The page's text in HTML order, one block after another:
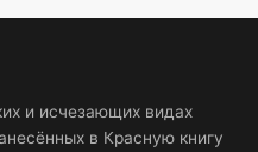
и исчезающих видах
в Красную книгу